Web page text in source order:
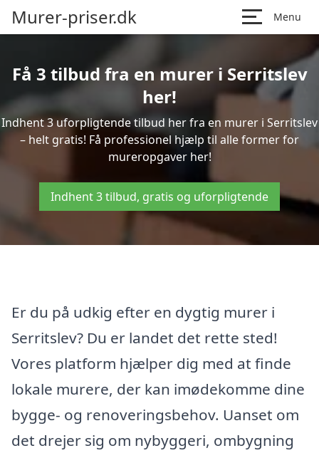
Murer-priser.dk Menu
Få 3 tilbud fra en murer i Serritslev
her!
Indhent 3 uforpligtende tilbud her fra en murer i Serritslev
– helt gratis! Få professionel hjælp til alle former for
mureropgaver her!
Indhent 3 tilbud, gratis og uforpligtende
Er du på udkig efter en dygtig murer i
Serritslev? Du er landet det rette sted!
Vores platform hjælper dig med at finde
lokale murere, der kan imødekomme dine
bygge- og renoveringsbehov. Uanset om
det drejer sig om nybyggeri, ombygning